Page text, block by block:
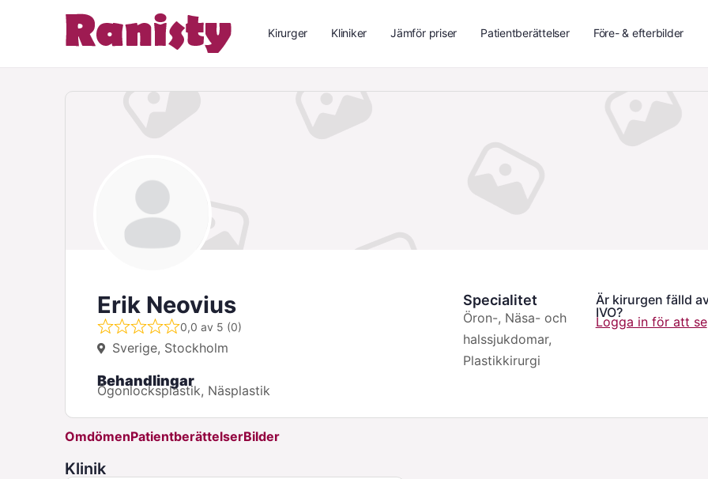
Kirurger Kliniker Jämför priser Patientberättelser Före- & efterbilder
Erik Neovius
0,0 av 5 (0)
Sverige, Stockholm
Specialitet
Öron-, Näsa- och
halssjukdomar,
Plastikkirurgi
Är kirurgen fälld
IVO?
Logga in för att se
Behandlingar
Ögonlocksplastik, Näsplastik
OmdömenPatientberättelserBilder
Klinik